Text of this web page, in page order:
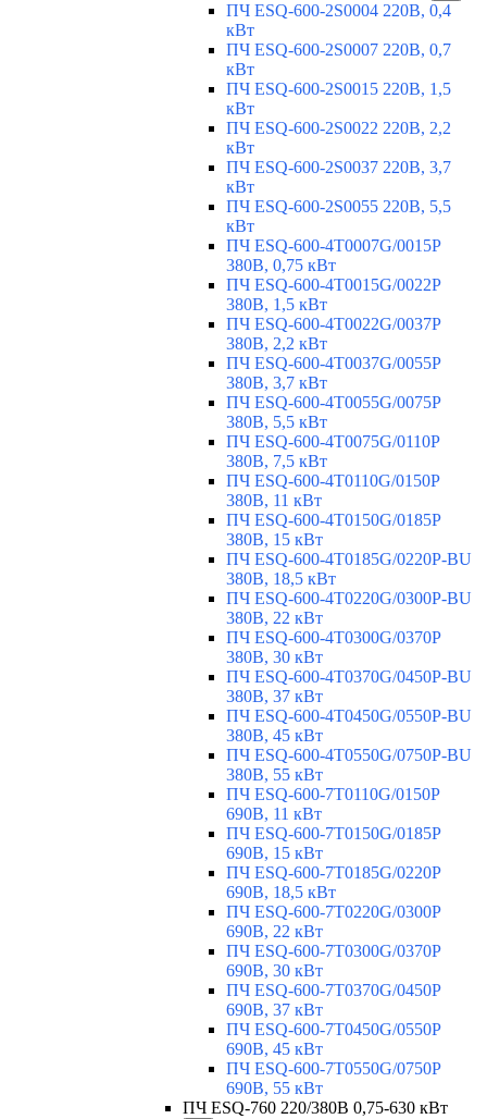
ПЧ ESQ-600-2S0004 220В, 0,4
кВт
ПЧ ESQ-600-2S0007 220В, 0,7
кВт
ПЧ ESQ-600-2S0015 220В, 1,5
кВт
ПЧ ESQ-600-2S0022 220В, 2,2
кВт
ПЧ ESQ-600-2S0037 220В, 3,7
кВт
ПЧ ESQ-600-2S0055 220В, 5,5
кВт
ПЧ ESQ-600-4T0007G/0015P
380В, 0,75 кВт
ПЧ ESQ-600-4T0015G/0022P
380В, 1,5 кВт
ПЧ ESQ-600-4T0022G/0037P
380В, 2,2 кВт
ПЧ ESQ-600-4T0037G/0055P
380В, 3,7 кВт
ПЧ ESQ-600-4T0055G/0075P
380В, 5,5 кВт
ПЧ ESQ-600-4T0075G/0110P
380В, 7,5 кВт
ПЧ ESQ-600-4T0110G/0150P
380В, 11 кВт
ПЧ ESQ-600-4T0150G/0185P
380В, 15 кВт
ПЧ ESQ-600-4T0185G/0220P-BU
380В, 18,5 кВт
ПЧ ESQ-600-4T0220G/0300P-BU
380В, 22 кВт
ПЧ ESQ-600-4T0300G/0370P
380В, 30 кВт
ПЧ ESQ-600-4T0370G/0450P-BU
380В, 37 кВт
ПЧ ESQ-600-4T0450G/0550P-BU
380В, 45 кВт
ПЧ ESQ-600-4T0550G/0750P-BU
380В, 55 кВт
ПЧ ESQ-600-7T0110G/0150P
690В, 11 кВт
ПЧ ESQ-600-7T0150G/0185P
690В, 15 кВт
ПЧ ESQ-600-7T0185G/0220P
690В, 18,5 кВт
ПЧ ESQ-600-7T0220G/0300P
690В, 22 кВт
ПЧ ESQ-600-7T0300G/0370P
690В, 30 кВт
ПЧ ESQ-600-7T0370G/0450P
690В, 37 кВт
ПЧ ESQ-600-7T0450G/0550P
690В, 45 кВт
ПЧ ESQ-600-7T0550G/0750P
690В, 55 кВт
ПЧ ESQ-760 220/380В 0,75-630 кВт